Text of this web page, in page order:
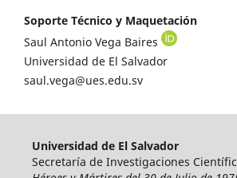
Soporte Técnico y Maquetación
Saul Antonio Vega Baires
Universidad de El Salvador
saul.vega@ues.edu.sv
Universidad de El Salvador
Secretaría de Investigaciones